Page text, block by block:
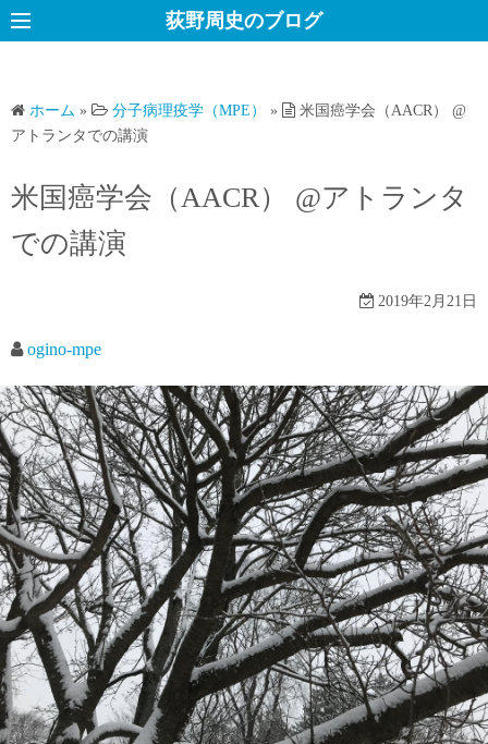
コ
ン
ツ
ス
キ
ッ
荻野周史のブログ
ホーム » 分子病理疫学（MPE） »
米国癌学会（AACR） @
アトランタでの講演
米国癌学会（AACR） @アトランタ
での講演
2019年2月21日
ogino-mpe